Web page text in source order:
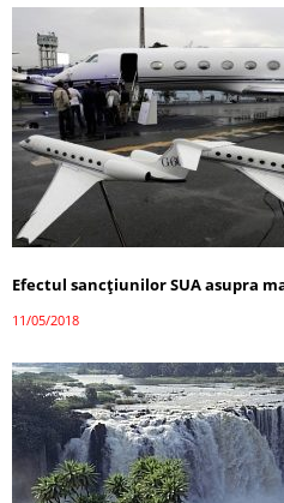
Efectul sancțiunilor SUA asupra
11/05/2018